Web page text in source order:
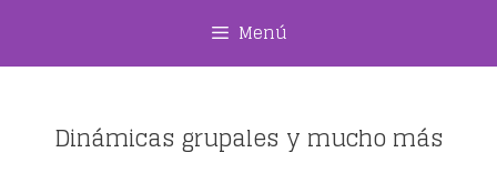
Menú
Dinámicas grupales y mucho más